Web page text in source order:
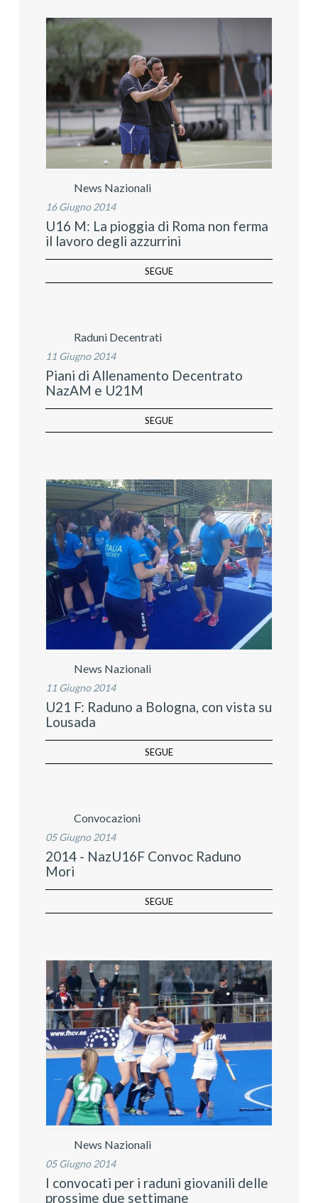
News Nazionali
16 Giugno 2014
U16 M: La pioggia di Roma non ferma
il lavoro degli azzurrini
SEGUE
Raduni Decentrati
11 Giugno 2014
Piani di Allenamento Decentrato
NazAM e U21M
SEGUE
News Nazionali
11 Giugno 2014
U21 F: Raduno a Bologna, con vista su
Lousada
SEGUE
Convocazioni
05 Giugno 2014
2014 - NazU16F Convoc Raduno
Mori
SEGUE
News Nazionali
05 Giugno 2014
I convocati per i raduni giovanili delle
prossime due settimane